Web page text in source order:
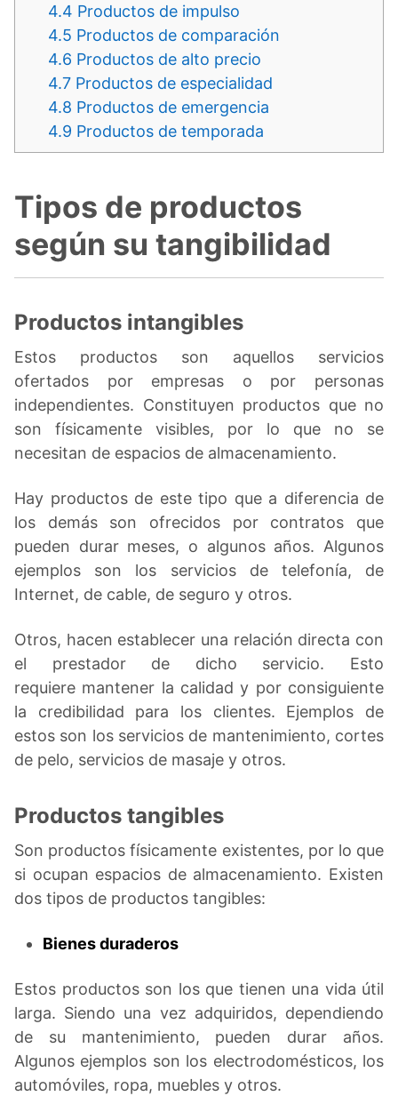
4.4 Productos de impulso
4.5 Productos de comparación
4.6 Productos de alto precio
4.7 Productos de especialidad
4.8 Productos de emergencia
4.9 Productos de temporada
Tipos de productos
según su tangibilidad
Productos intangibles
Estos productos son aquellos servicios
ofertados por empresas o por personas
independientes. Constituyen productos que no
son físicamente visibles, por lo que no se
necesitan de espacios de almacenamiento.
Hay productos de este tipo que a diferencia de
los demás son ofrecidos por contratos que
pueden durar meses, o algunos años. Algunos
ejemplos son los servicios de telefonía, de
Internet, de cable, de seguro y otros.
Otros, hacen establecer una relación directa con
el prestador de dicho servicio. Esto
requiere mantener la calidad y por consiguiente
la credibilidad para los clientes. Ejemplos de
estos son los servicios de mantenimiento, cortes
de pelo, servicios de masaje y otros.
Productos tangibles
Son productos físicamente existentes, por lo que
si ocupan espacios de almacenamiento. Existen
dos tipos de productos tangibles:
Bienes duraderos
Estos productos son los que tienen una vida útil
larga. Siendo una vez adquiridos, dependiendo
de su mantenimiento, pueden durar años.
Algunos ejemplos son los electrodomésticos, los
automóviles, ropa, muebles y otros.